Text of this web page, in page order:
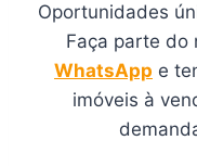
Oportunidades
Faça parte do
WhatsApp e
imóveis à